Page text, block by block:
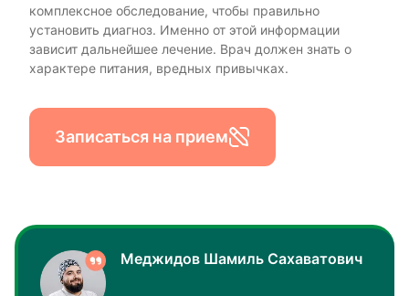
комплексное обследование, чтобы правильно
установить диагноз. Именно от этой информации
зависит дальнейшее лечение. Врач должен знать о
характере питания, вредных привычках.
Записаться на прием
Меджидов Шамиль Сахаватович